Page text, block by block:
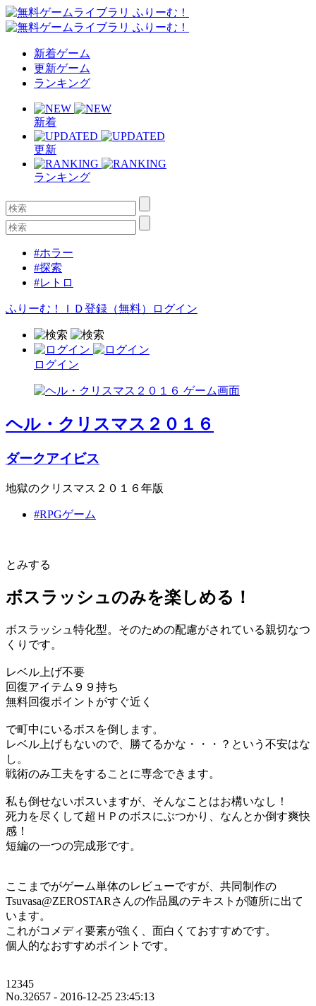
新着ゲーム
更新ゲーム
ランキング
新着
更新
ランキング
#ホラー
#探索
#レトロ
ふりーむ！ＩＤ登録（無料） ログイン
ログイン
ヘル・クリスマス２０１６
ダークアイビス
地獄のクリスマス２０１６年版
#RPGゲーム
とみする
ボスラッシュのみを楽しめる！
ボスラッシュ特化型。そのための配慮がされている親切なつ
くりです。
レベル上げ不要
回復アイテム９９持ち
無料回復ポイントがすぐ近く
で町中にいるボスを倒します。
レベル上げもないので、勝てるかな・・・？という不安はな
し。
戦術のみ工夫をすることに専念できます。
私も倒せないボスいますが、そんなことはお構いなし！
死力を尽くして超ＨＰのボスにぶつかり、なんとか倒す爽快
感！
短編の一つの完成形です。
ここまでがゲーム単体のレビューですが、共同制作の
Tsuvasa@ZEROSTARさんの作品風のテキストが随所に出て
います。
これがコメディ要素が強く、面白くておすすめです。
個人的なおすすめポイントです。
12345
No.32657 - 2016-12-25 23:45:13